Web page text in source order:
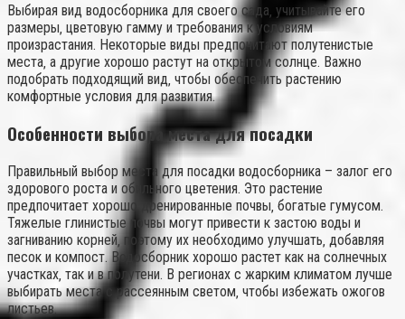
Выбирая вид водосборника для своего сада‚ учитывайте его
размеры‚ цветовую гамму и требования к условиям
произрастания. Некоторые виды предпочитают полутенистые
места‚ а другие хорошо растут на открытом солнце. Важно
подобрать подходящий вид‚ чтобы обеспечить растению
комфортные условия для развития.
Особенности выбора места для посадки
Правильный выбор места для посадки водосборника – залог его
здорового роста и обильного цветения. Это растение
предпочитает хорошо дренированные почвы‚ богатые гумусом.
Тяжелые глинистые почвы могут привести к застою воды и
загниванию корней‚ поэтому их необходимо улучшать‚ добавляя
песок и компост. Водосборник хорошо растет как на солнечных
участках‚ так и в полутени. В регионах с жарким климатом лучше
выбирать места с рассеянным светом‚ чтобы избежать ожогов
листьев.